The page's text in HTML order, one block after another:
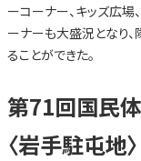
ーコーナー、キッズ広
ーナーも大盛況となり
ることができた。
第71回国民
〈岩手駐屯地〉